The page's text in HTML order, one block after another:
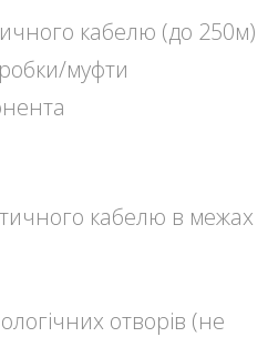
кабелю (до 250м)
муфти
кабелю в межах
отворів (не